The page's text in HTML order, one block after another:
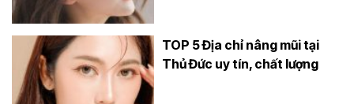
TOP 5 Địa chỉ nâng mũi tại
Thủ Đức uy tín, chất lượng